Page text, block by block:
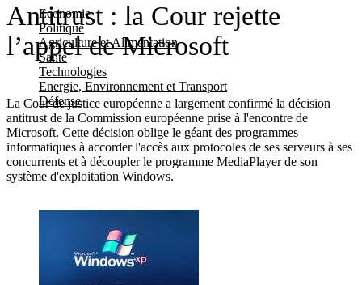
Economie
Politique
Agriculture et Alimentation
Santé
Technologies
Energie, Environnement et Transport
Défense
Antitrust : la Cour rejette
l’appel de Microsoft
La Cour de justice européenne a largement confirmé la décision
antitrust de la Commission européenne prise à l'encontre de
Microsoft. Cette décision oblige le géant des programmes
informatiques à accorder l'accès aux protocoles de ses serveurs à ses
concurrents et à découpler le programme MediaPlayer de son
système d'exploitation Windows.